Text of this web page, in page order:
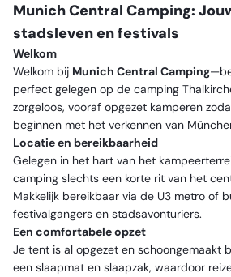
Munich Central Camping:
stadsleven en festivals
Welkom
Welkom bij Munich Central Camping
perfect gelegen op de camping
zorgeloos, vooraf opgezet kamperen
beginnen met het verkennen van
Locatie en bereikbaarheid
Gelegen in het hart van het
camping slechts een korte rit van het
Makkelijk bereikbaar via de U3 metro of
festivalgangers en stadsavonturiers.
Een comfortabele opzet
Je tent is al opgezet en schoongemaakt
een slaapmat en slaapzak, waardoor